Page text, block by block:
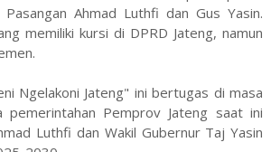
Ahmad Luthfi dan Gus Yasin.
memiliki kursi di DPRD Jateng, namun
Ngelakoni Jateng" ini bertugas di masa
pemerintahan Pemprov Jateng saat ini
Luthfi dan Wakil Gubernur Taj Yasin